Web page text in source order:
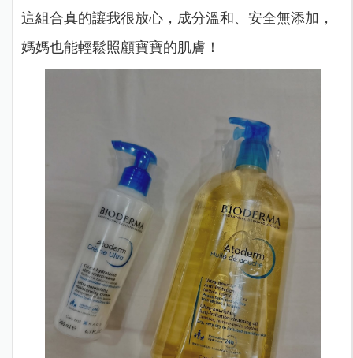
這組合真的讓我很放心，成分溫和、安全無添加，
媽媽也能輕鬆照顧寶寶的肌膚！